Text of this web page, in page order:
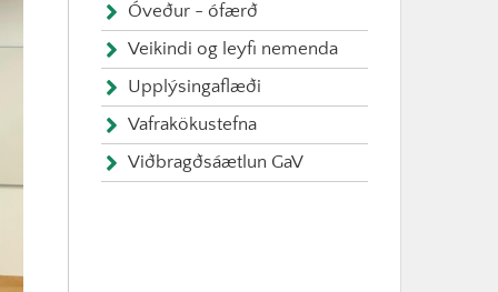
Óveður - ófærð
Veikindi og leyfi nemenda
Upplýsingaflæði
Vafrakökustefna
Viðbragðsáætlun GaV